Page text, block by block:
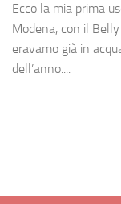
Ecco la mia prima
Modena, con il
eravamo già in
dell’anno....